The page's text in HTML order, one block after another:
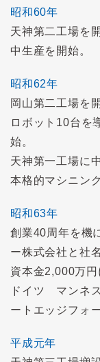
昭和60年
天神第二工場を
中生産を開始。
昭和62年
岡山第二工場を
ロボット10台を
始。
天神第一工場に
本格的マシニン
昭和63年
創業40周年を機
ー株式会社と社
資本金2,000万円
ドイツ マンネ
ートエッジフォ
平成元年